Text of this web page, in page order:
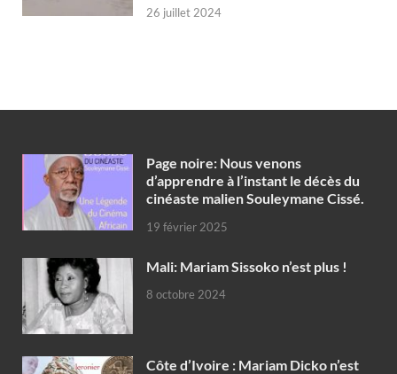
26 juillet 2024
Page noire: Nous venons
d’apprendre à l’instant le décès du
cinéaste malien Souleymane Cissé.
19 février 2025
Mali: Mariam Sissoko n’est plus !
8 octobre 2024
Côte d’Ivoire : Mariam Dicko n’est